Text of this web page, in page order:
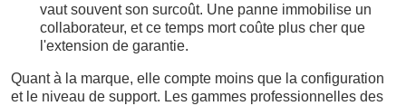
vaut souvent son surcoût. Une panne immobilise un
collaborateur, et ce temps mort coûte plus cher que
l'extension de garantie.
Quant à la marque, elle compte moins que la configuration
et le niveau de support. Les gammes professionnelles des